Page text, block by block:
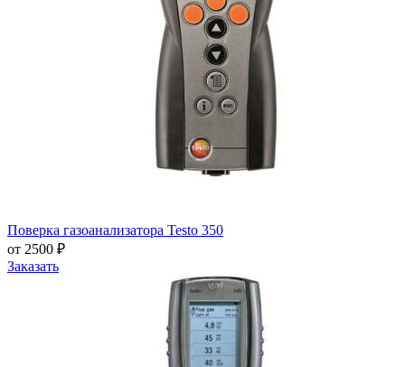
Поверка газоанализатора Testo 350
от 2500 ₽
Заказать